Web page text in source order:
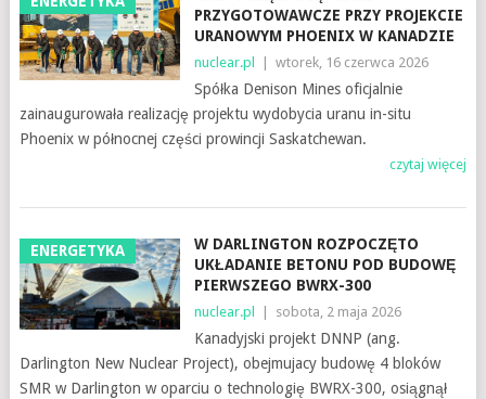
PRZYGOTOWAWCZE PRZY PROJEKCIE
URANOWYM PHOENIX W KANADZIE
nuclear.pl wtorek, 16 czerwca 2026
Spółka Denison Mines oficjalnie
zainaugurowała realizację projektu wydobycia uranu in-situ
Phoenix w północnej części prowincji Saskatchewan.
czytaj więcej
ENERGETYKA
W DARLINGTON ROZPOCZĘTO
UKŁADANIE BETONU POD BUDOWĘ
PIERWSZEGO BWRX-300
nuclear.pl sobota, 2 maja 2026
Kanadyjski projekt DNNP (ang.
Darlington New Nuclear Project), obejmujacy budowę 4 bloków
SMR w Darlington w oparciu o technologię BWRX-300, osiągnął